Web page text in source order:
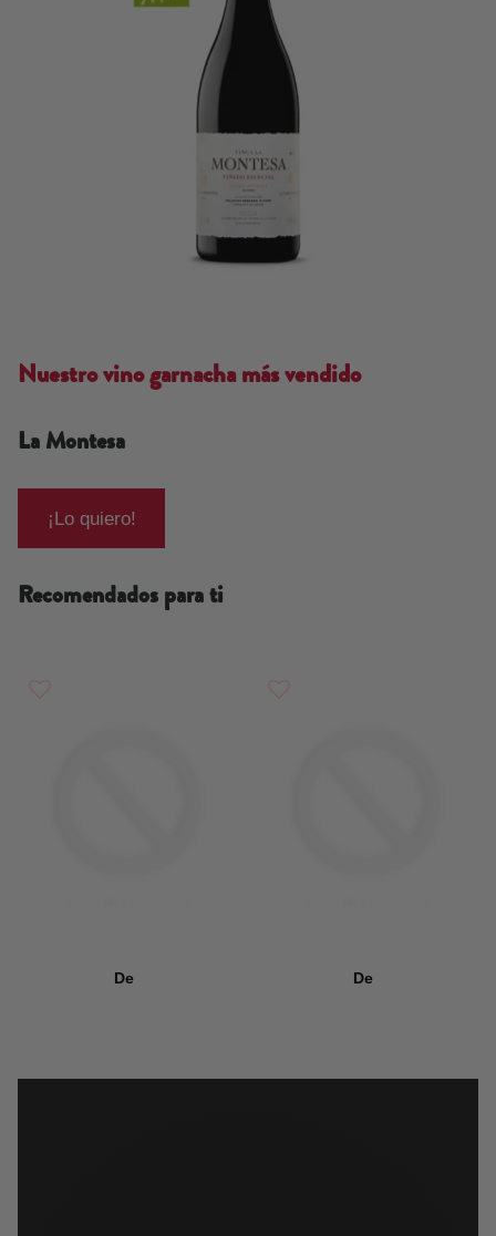
Nuestro vino garnacha más vendido
La Montesa
¡Lo quiero!
Recomendados para ti
De De